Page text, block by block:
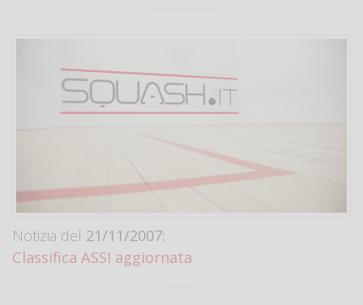
Notizia del 21/11/2007:
Classifica ASSI aggiornata